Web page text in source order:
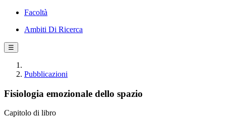
Facoltà
Ambiti Di Ricerca
☰
Pubblicazioni
Fisiologia emozionale dello spazio
Capitolo di libro